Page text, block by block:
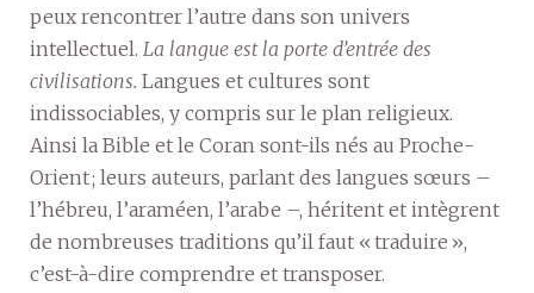
peux rencontrer l’autre dans son univers
intellectuel. La langue est la porte d’entrée des
civilisations. Langues et cultures sont
indissociables, y compris sur le plan religieux.
Ainsi la Bible et le Coran sont-ils nés au Proche-
Orient ; leurs auteurs, parlant des langues sœurs –
l’hébreu, l’araméen, l’arabe –, héritent et intègrent
de nombreuses traditions qu’il faut « traduire »,
c’est-à-dire comprendre et transposer.